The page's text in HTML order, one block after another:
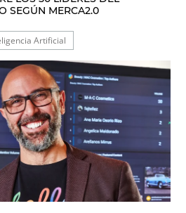
SEGÚN MERCA2.0
Artificial